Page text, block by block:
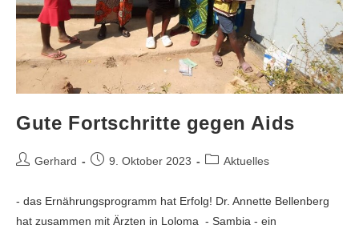
Gute Fortschritte gegen Aids
Gerhard 9. Oktober 2023 Aktuelles
- das Ernährungsprogramm hat Erfolg! Dr. Annette Bellenberg
hat zusammen mit Ärzten in Loloma - Sambia - ein